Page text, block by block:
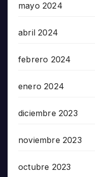
mayo 2024
abril 2024
febrero 2024
enero 2024
diciembre 2023
noviembre 2023
octubre 2023